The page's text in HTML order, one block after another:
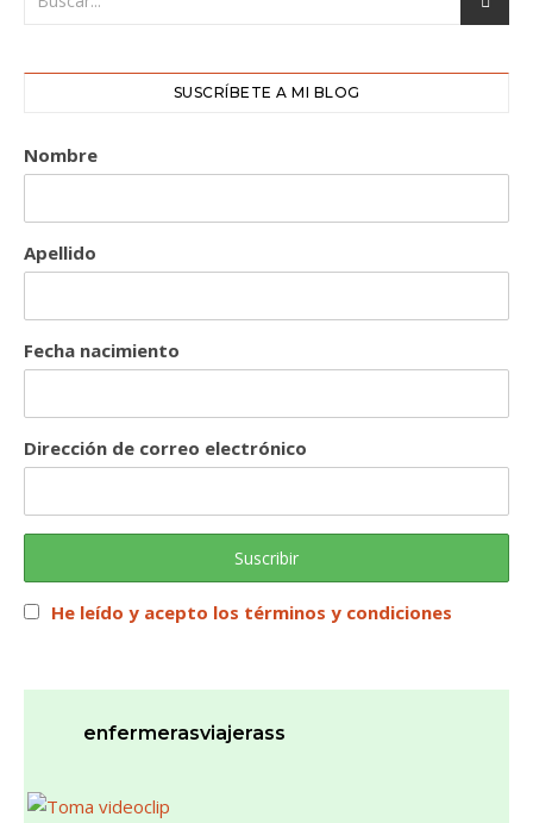
SUSCRÍBETE A MI BLOG
Nombre
Apellido
Fecha nacimiento
Dirección de correo electrónico
He leído y acepto los términos y condiciones
enfermerasviajerass